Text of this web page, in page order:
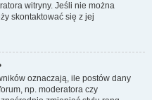
witryny. Jeśli nie można
skontaktować się z jej
oznaczają, ile postów dany
np. moderatora czy